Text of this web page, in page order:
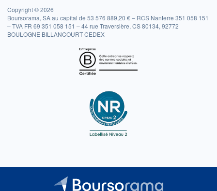
Copyright © 2026
Boursorama, SA au capital de 53 576 889,20 € – RCS Nanterre 351 058 151
– TVA FR 69 351 058 151 – 44 rue Traversière, CS 80134, 92772
BOULOGNE BILLANCOURT CEDEX